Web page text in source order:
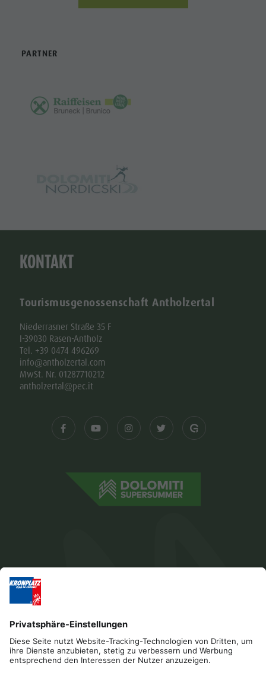
PARTNER
KONTAKT
Tourismusgenossenschaft Antholzertal
Niederrasner Straße 35 F
I-39030 Rasen-Antholz
Tel. +39 0474 496269
info@antholzertal.com
MwSt. Nr. 01287710212
antholzertal@pec.it
Impressum Datenschutz
Kontakt
Cookies